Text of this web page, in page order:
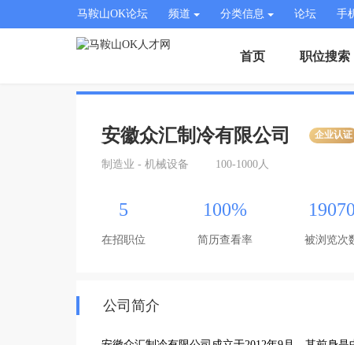
马鞍山OK论坛 频道 分类信息 论坛 手
首页 职位搜索
安徽众汇制冷有限公司 企业认证
制造业 - 机械设备 100-1000人
5
在招职位
100%
简历查看率
19070
被浏览次
公司简介